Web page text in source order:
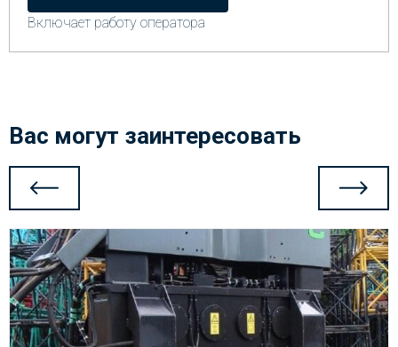
Включает работу оператора
Вас могут заинтересовать